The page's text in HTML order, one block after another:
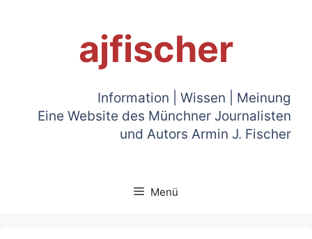
ajfischer
Information | Wissen | Meinung
Eine Website des Münchner Journalisten
und Autors Armin J. Fischer
Menü